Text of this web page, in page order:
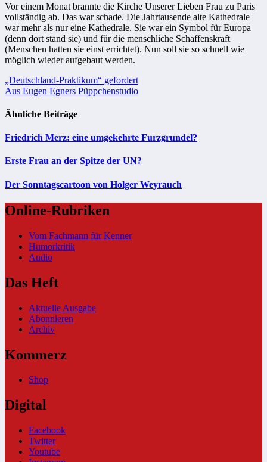
Vor einem Monat brannte die Kirche Unserer Lieben Frau zu Paris
vollständig ab. Das war schade. Die Jahrtausende alte Kathedrale
war mehr als nur eine Kathedrale. Sie war ein Symbol für Europa
(denn dort stand sie) und für die menschliche Schaffenskraft
(Menschen hatten sie einst errichtet). Nun soll sie so schnell wie
möglich wieder aufgebaut werden.
Beitragsnavigation
„Deutschland-Praktikum“ gefordert
Aus Eugen Egners Püppchenstudio
Ähnliche Beiträge
Friedrich Merz: eine umgekehrte Furzgrundel?
Erste Frau an der Spitze der UN?
Der Sonntagscartoon von Holger Weyrauch
Online-Rubriken
Vom Fachmann für Kenner
Humorkritik
Audio
Das Heft
Aktuelle Ausgabe
Abonnieren
Archiv
Kommerz
Shop
Digital
Facebook
Twitter
Youtube